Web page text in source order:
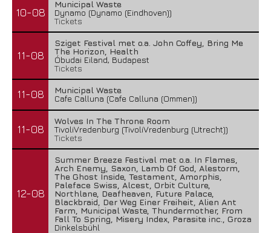
10-08
Municipal Waste
Dynamo (Dynamo (Eindhoven))
Tickets
11-08
Sziget Festival met o.a. John Coffey, Bring Me
The Horizon, Health
Óbudai Eiland, Budapest
Tickets
11-08
Municipal Waste
Cafe Calluna (Cafe Calluna (Ommen))
11-08
Wolves In The Throne Room
TivoliVredenburg (TivoliVredenburg (Utrecht))
Tickets
12-08
Summer Breeze Festival met o.a. In Flames,
Arch Enemy, Saxon, Lamb Of God, Alestorm,
The Ghost Inside, Testament, Amorphis,
Paleface Swiss, Alcest, Orbit Culture,
Northlane, Deafheaven, Future Palace,
Blackbraid, Der Weg Einer Freiheit, Alien Ant
Farm, Municipal Waste, Thundermother, From
Fall To Spring, Misery Index, Parasite inc., Groza
Dinkelsbühl